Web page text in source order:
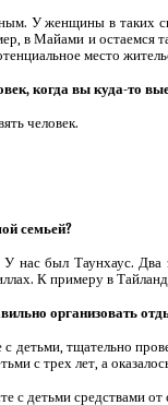
У женщины в таких
в Майами и остаемся
место
когда вы куда-то
человек.
семьей?
нас был Таунхаус.
К примеру в
организовать
детьми, тщательно
с трех лет, а
с детьми средствами от